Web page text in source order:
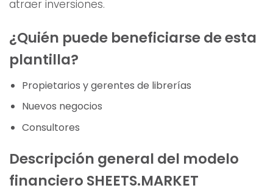
atraer inversiones.
¿Quién puede beneficiarse de esta
plantilla?
Propietarios y gerentes de librerías
Nuevos negocios
Consultores
Descripción general del modelo
financiero SHEETS.MARKET